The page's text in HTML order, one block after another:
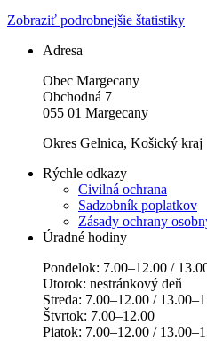
Zobraziť podrobnejšie štatistiky
Adresa
Obec Margecany
Obchodná 7
055 01 Margecany
Okres Gelnica, Košický kraj
Rýchle odkazy
Civilná ochrana
Sadzobník poplatkov
Zásady ochrany
Úradné hodiny
Pondelok: 7.00–12.00 /
Utorok: nestránkový deň
Streda: 7.00–12.00 /
Štvrtok: 7.00–12.00
Piatok: 7.00–12.00 /